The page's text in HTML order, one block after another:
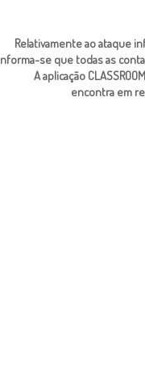
Relativamente ao ataque
se que todas as
A aplicação
encontra em